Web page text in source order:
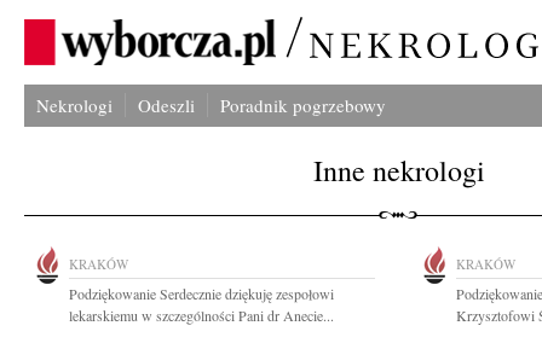
Nekrologi Odeszli Poradnik pogrzebowy
Inne nekrologi
KRAKÓW
Podziękowanie Serdecznie dziękuję zespołowi
lekarskiemu w szczególności Pani dr Anecie...
KRAKÓW
Krzysztofowi